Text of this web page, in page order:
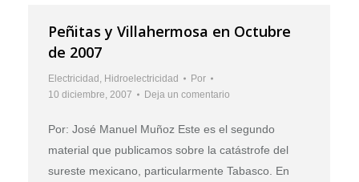
Peñitas y Villahermosa en Octubre
de 2007
Electricidad , Hidroelectricidad
Por
10 diciembre, 2007
Deja un comentario
Por: José Manuel Muñoz Este es el segundo
material que publicamos sobre la catástrofe del
sureste mexicano, particularmente Tabasco. En